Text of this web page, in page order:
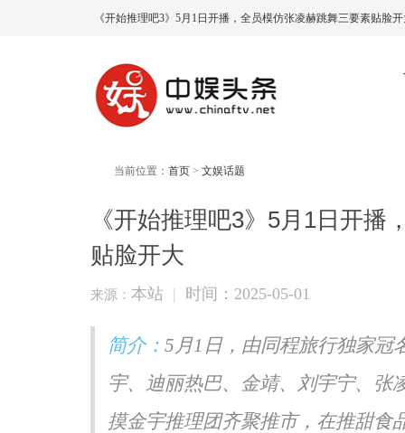
《开始推理吧3》5月1日开播，全员模仿张凌赫跳舞三要素贴脸
当前位置： 首页 > 文娱话题
《开始推理吧3》5月1日开
贴脸开大
来源： 本站 | 时间：2025-05-01
简介： 5月1日，由同程旅行独家冠
宇、迪丽热巴、金靖、刘宇宁、张
摸金宇推理团齐聚推市，在推甜食
生不息·华流季》展专业
《书画里的中国》第三季直播